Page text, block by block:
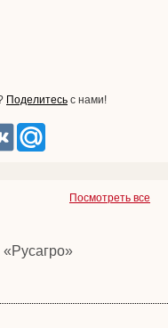
Поделитесь с нами!
Посмотреть все